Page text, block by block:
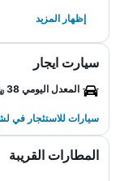
إظهار المزيد
سيارت ايجار
المعدل اليومي 38 ﷼
سيارات للاستئجار في
المطارات القريبة